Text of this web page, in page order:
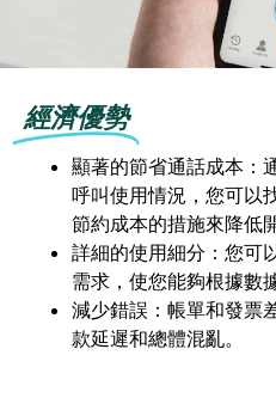
經濟優勢
顯著的節省通話成本：
呼叫使用情況，您可以
節約成本的措施來降低
詳細的使用細分：您可
需求，使您能夠根據數
減少錯誤：帳單和發票
款延遲和總體混亂。